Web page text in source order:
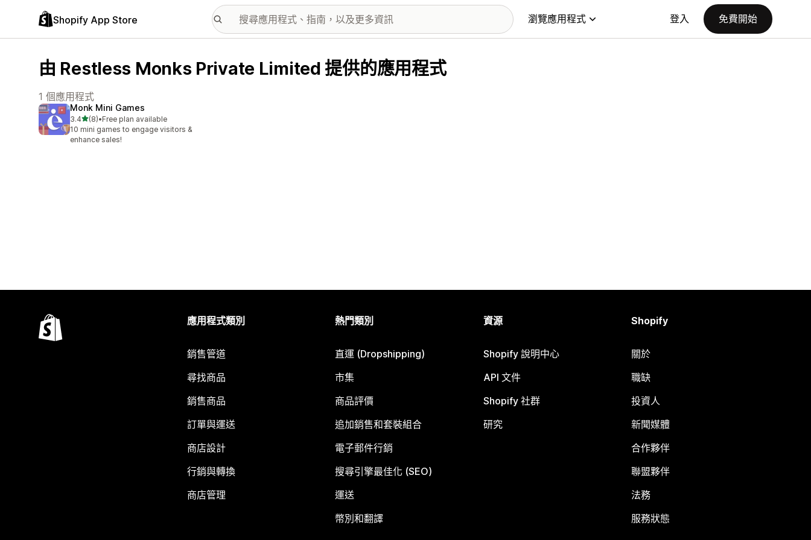
Shopify App Store 瀏覽應用程式 登入 免費開始
由 Restless Monks Private Limited 提供的應用程式
1 個應用程式
Monk Mini Games
3.4滿分 5 顆星
(8)
共有 8 則評價
•Free plan available
10 mini games to engage visitors &
enhance sales!
應用程式類別
銷售管道
尋找商品
銷售商品
訂單與運送
商店設計
行銷與轉換
商店管理
熱門類別
直運 (Dropshipping)
市集
商品評價
追加銷售和套裝組合
電子郵件行銷
搜尋引擎最佳化 (SEO)
運送
幣別和翻譯
資源
Shopify 說明中心
API 文件
Shopify 社群
研究
Shopify
關於
職缺
投資人
新聞媒體
合作夥伴
聯盟夥伴
法務
服務狀態